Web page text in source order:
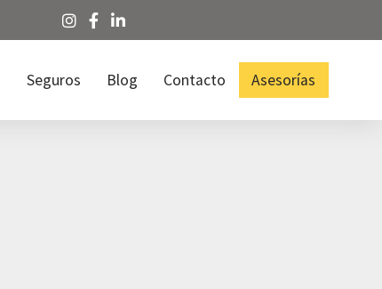
Seguros Blog Contacto Asesorías